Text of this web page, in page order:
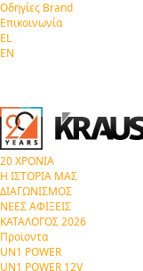
Οδηγίες Brand
Επικοινωνία
EL
EN
20 ΧΡΟΝΙΑ
Η ΙΣΤΟΡΙΑ ΜΑΣ
ΔΙΑΓΩΝΙΣΜΟΣ
ΝΕΕΣ ΑΦΙΞΕΙΣ
ΚΑΤΑΛΟΓΟΣ 2026
Προϊοντα
UN1 POWER
UN1 POWER 12V